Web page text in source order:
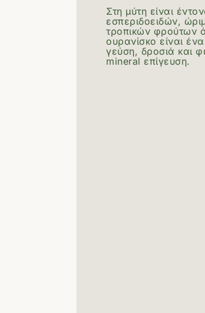
Στη μύτη είναι
εσπεριδοειδών,
τροπικών φρούτων
ουρανίσκο είναι
γεύση, δροσιά και
mineral επίγευση.